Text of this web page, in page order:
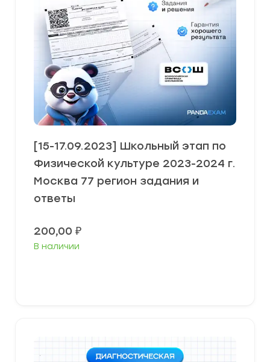
[15-17.09.2023] Школьный этап по
Физической культуре 2023-2024 г.
Москва 77 регион задания и
ответы
200,00 ₽
В наличии